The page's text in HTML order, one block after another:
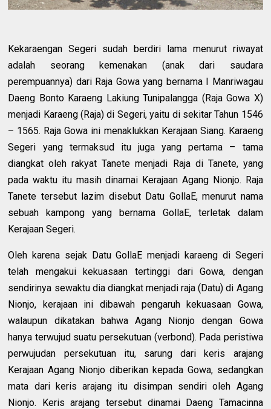
Kekaraengan Segeri sudah berdiri lama menurut riwayat
adalah seorang kemenakan (anak dari saudara
perempuannya) dari Raja Gowa yang bernama I Manriwagau
Daeng Bonto Karaeng Lakiung Tunipalangga (Raja Gowa X)
menjadi Karaeng (Raja) di Segeri, yaitu di sekitar Tahun 1546
– 1565. Raja Gowa ini menaklukkan Kerajaan Siang. Karaeng
Segeri yang termaksud itu juga yang pertama – tama
diangkat oleh rakyat Tanete menjadi Raja di Tanete, yang
pada waktu itu masih dinamai Kerajaan Agang Nionjo. Raja
Tanete tersebut lazim disebut Datu GollaE, menurut nama
sebuah kampong yang bernama GollaE, terletak dalam
Kerajaan Segeri.
Oleh karena sejak Datu GollaE menjadi karaeng di Segeri
telah mengakui kekuasaan tertinggi dari Gowa, dengan
sendirinya sewaktu dia diangkat menjadi raja (Datu) di Agang
Nionjo, kerajaan ini dibawah pengaruh kekuasaan Gowa,
walaupun dikatakan bahwa Agang Nionjo dengan Gowa
hanya terwujud suatu persekutuan (verbond). Pada peristiwa
perwujudan persekutuan itu, sarung dari keris arajang
Kerajaan Agang Nionjo diberikan kepada Gowa, sedangkan
mata dari keris arajang itu disimpan sendiri oleh Agang
Nionjo. Keris arajang tersebut dinamai Daeng Tamacinna